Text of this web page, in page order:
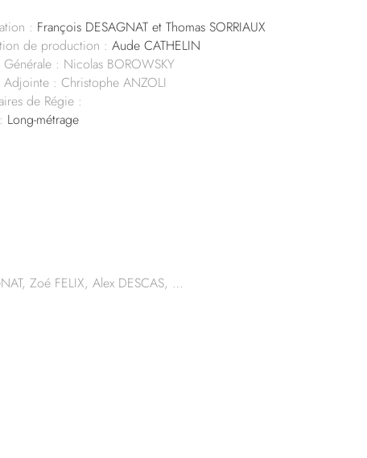
: François DESAGNAT et Thomas SORRIAUX
de production : Aude CATHELIN
Générale : Nicolas BOROWSKY
Adjointe : Christophe ANZOLI
de Régie :
Long-métrage
Zoé FELIX, Alex DESCAS, …